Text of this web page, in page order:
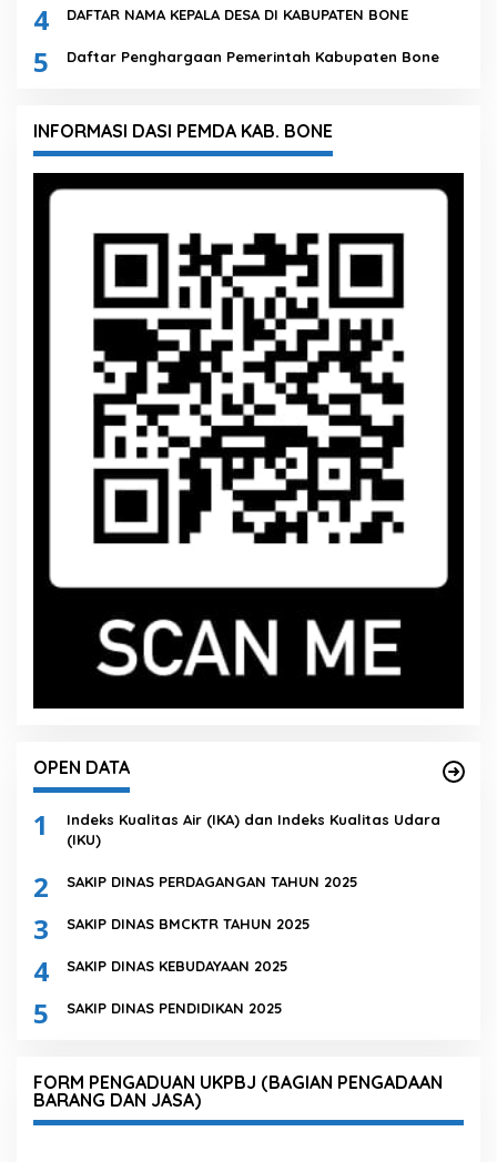
4 DAFTAR NAMA KEPALA DESA DI KABUPATEN BONE
5 Daftar Penghargaan Pemerintah Kabupaten Bone
INFORMASI DASI PEMDA KAB. BONE
OPEN DATA
1
Indeks Kualitas Air (IKA) dan Indeks Kualitas Udara
(IKU)
2 SAKIP DINAS PERDAGANGAN TAHUN 2025
3 SAKIP DINAS BMCKTR TAHUN 2025
4 SAKIP DINAS KEBUDAYAAN 2025
5 SAKIP DINAS PENDIDIKAN 2025
FORM PENGADUAN UKPBJ (BAGIAN PENGADAAN
BARANG DAN JASA)